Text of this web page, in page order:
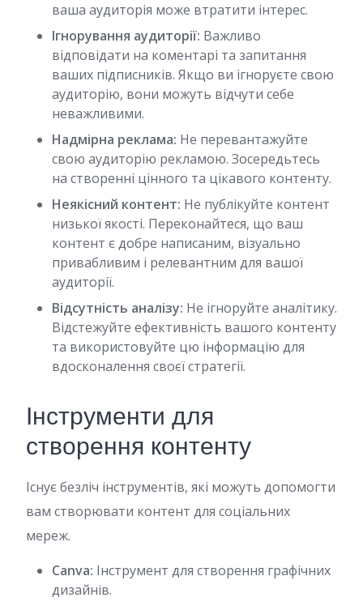
ваша аудиторія може втратити інтерес.
Ігнорування аудиторії: Важливо
відповідати на коментарі та запитання
ваших підписників. Якщо ви ігноруєте свою
аудиторію, вони можуть відчути себе
неважливими.
Надмірна реклама: Не перевантажуйте
свою аудиторію рекламою. Зосередьтесь
на створенні цінного та цікавого контенту.
Неякісний контент: Не публікуйте контент
низької якості. Переконайтеся, що ваш
контент є добре написаним, візуально
привабливим і релевантним для вашої
аудиторії.
Відсутність аналізу: Не ігноруйте аналітику.
Відстежуйте ефективність вашого контенту
та використовуйте цю інформацію для
вдосконалення своєї стратегії.
Інструменти для
створення контенту
Існує безліч інструментів, які можуть допомогти
вам створювати контент для соціальних
мереж.
Canva: Інструмент для створення графічних
дизайнів.